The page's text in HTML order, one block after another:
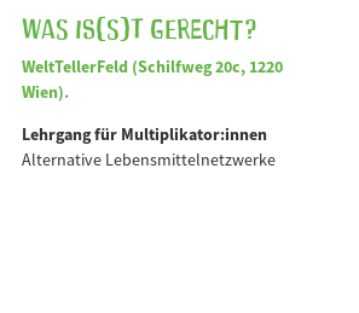
Was is(s)t gerecht?
WeltTellerFeld (Schilfweg 20c, 1220
Wien).
Lehrgang für Multiplikator:innen
Alternative Lebensmittelnetzwerke